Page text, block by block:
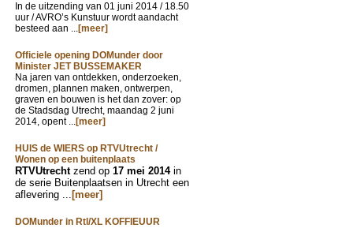
In de uitzending van 01 juni 2014 / 18.50
uur / AVRO’s Kunstuur wordt aandacht
besteed aan ...[meer]
Officiele opening DOMunder door
Minister JET BUSSEMAKER
Na jaren van ontdekken, onderzoeken,
dromen, plannen maken, ontwerpen,
graven en bouwen is het dan zover: op
de Stadsdag Utrecht, maandag 2 juni
2014, opent ...[meer]
HUIS de WIERS op RTVUtrecht /
Wonen op een buitenplaats
RTVUtrechtzend op 17 mei 2014 in
de serie Buitenplaatsen in Utrecht een
aflevering ... [meer]
DOMunder in Rtl/XL KOFFIEUUR